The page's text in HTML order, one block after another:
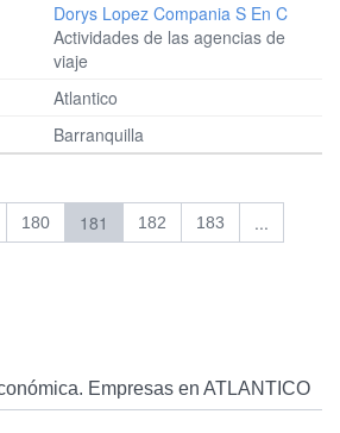
Dorys Lopez Compania S En C
Actividades de las agencias de
viaje
Atlantico
Barranquilla
180 181 182 183 ...
Empresas en ATLANTICO